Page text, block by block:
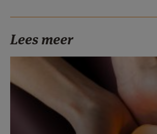
Lees meer